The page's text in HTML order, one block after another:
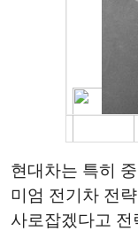
현대차는 특히
미엄 전기차 전
사로잡겠다고